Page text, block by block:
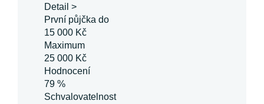
Detail >
První půjčka do
15 000 Kč
Maximum
25 000 Kč
Hodnocení
79 %
Schvalovatelnost